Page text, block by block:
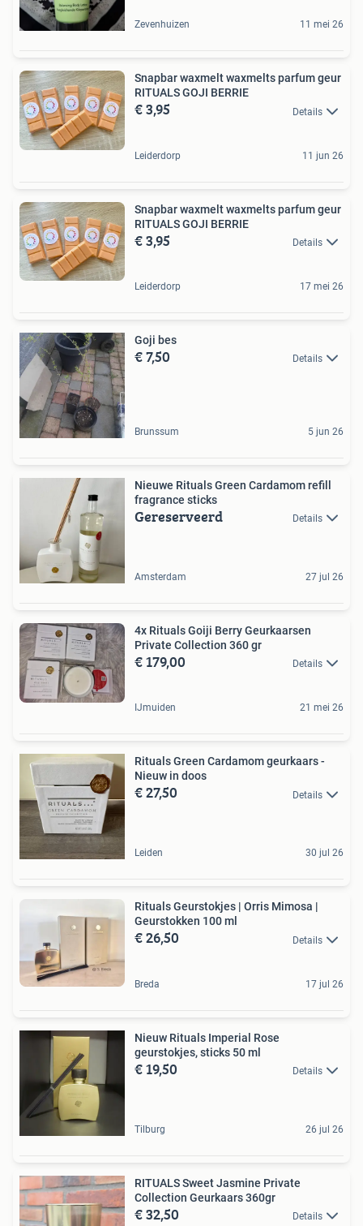
Zevenhuizen 11 mei 26
Snapbar waxmelt waxmelts parfum geur
RITUALS GOJI BERRIE
€ 3,95 Details
Leiderdorp 11 jun 26
Snapbar waxmelt waxmelts parfum geur
RITUALS GOJI BERRIE
€ 3,95 Details
Leiderdorp 17 mei 26
Goji bes
€ 7,50 Details
Brunssum 5 jun 26
Nieuwe Rituals Green Cardamom refill
fragrance sticks
Gereserveerd Details
Amsterdam 27 jul 26
4x Rituals Goiji Berry Geurkaarsen
Private Collection 360 gr
€ 179,00 Details
IJmuiden 21 mei 26
Rituals Green Cardamom geurkaars -
Nieuw in doos
€ 27,50 Details
Leiden 30 jul 26
Rituals Geurstokjes | Orris Mimosa |
Geurstokken 100 ml
€ 26,50 Details
Breda 17 jul 26
Nieuw Rituals Imperial Rose
geurstokjes, sticks 50 ml
€ 19,50 Details
Tilburg 26 jul 26
RITUALS Sweet Jasmine Private
Collection Geurkaars 360gr
€ 32,50 Details